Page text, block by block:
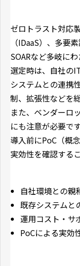
ゼロトラスト対応
（IDaaS）、多要
SOARなど多岐に
選定時は、自社の
システムとの連携
制、拡張性などを
また、ベンダーロ
にも注意が必要です
導入前にPoC（概
実効性を確認する
自社環境との親
既存システムと
運用コスト・サ
PoCによる実効